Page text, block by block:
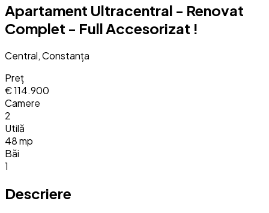
Apartament Ultracentral - Renovat
Complet - Full Accesorizat !
Central, Constanța
Preț
€ 114.900
Camere
2
Utilă
48 mp
Băi
1
Descriere